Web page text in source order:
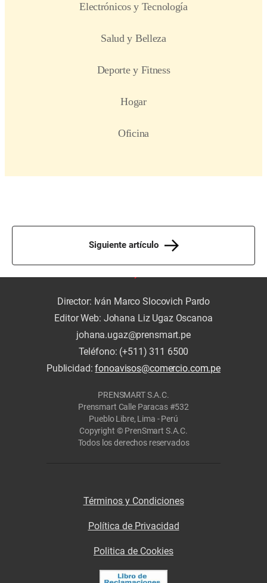
Siguiente artículo
Director: Iván Marco Slocovich Pardo
Editor Web: Johana Liz Ugaz Oscanoa
johana.ugaz@prensmart.pe
Teléfono: (+511) 311 6500
Publicidad:fonoavisos@comercio.com.pe
PRENSMART S.A.C.
Prensmart Calle Paracas #532
Pueblo Libre, Lima - Perú
Copyright © PrenSmart S.A.C.
Todos los derechos reservados
Términos y Condiciones
Política de Privacidad
Politica de Cookies